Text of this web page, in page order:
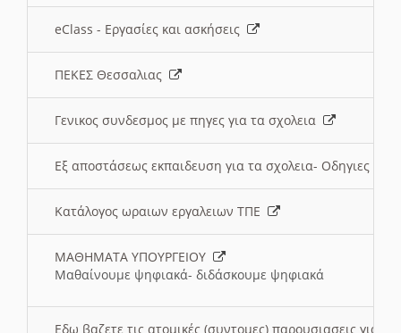
eClass - Εργασίες και ασκήσεις
ΠΕΚΕΣ Θεσσαλιας
Γενικος συνδεσμος με πηγες για τα σχολεια
Εξ αποστάσεως εκπαιδευση για τα σχολεια- Οδηγιες
Κατάλογος ωραιων εργαλειων ΤΠΕ
ΜΑΘΗΜΑΤΑ ΥΠΟΥΡΓΕΙΟΥ
Μαθαίνουμε ψηφιακά- διδάσκουμε ψηφιακά
Εδω βαζετε τις ατομικές (συντομες) παρουσιασεις για